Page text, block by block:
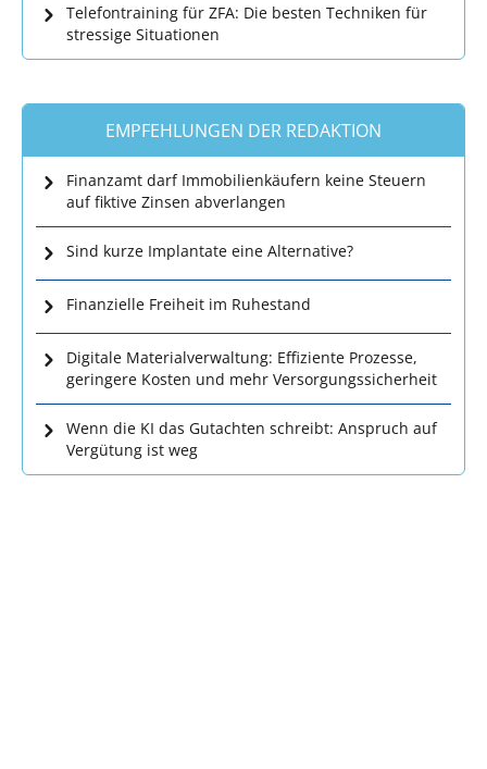
Telefontraining für ZFA: Die besten Techniken für
stressige Situationen
EMPFEHLUNGEN DER REDAKTION
Finanzamt darf Immobilienkäufern keine Steuern
auf fiktive Zinsen abverlangen
Sind kurze Implantate eine Alternative?
Finanzielle Freiheit im Ruhestand
Digitale Materialverwaltung: Effiziente Prozesse,
geringere Kosten und mehr Versorgungssicherheit
Wenn die KI das Gutachten schreibt: Anspruch auf
Vergütung ist weg